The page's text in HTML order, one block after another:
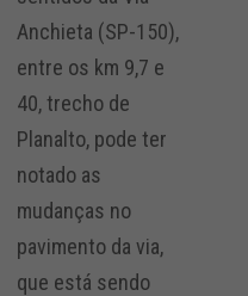
Anchieta (SP-150),
entre os km 9,7 e
40, trecho de
Planalto, pode ter
notado as
mudanças no
pavimento da via,
que está sendo